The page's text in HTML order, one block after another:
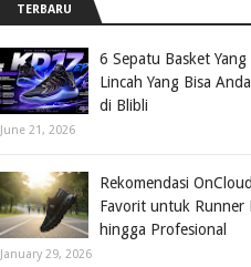
TERBARU
6 Sepatu Basket
Lincah Yang Bisa
di Blibli
June 21, 2026
Rekomendasi
Favorit untuk Runner
hingga Profesional
January 29, 2026